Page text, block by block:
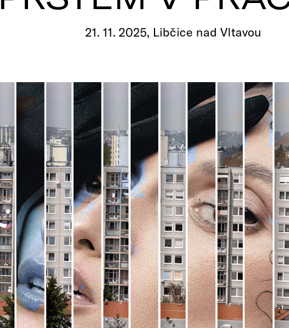
21. 11. 2025, Libčice nad Vltavou